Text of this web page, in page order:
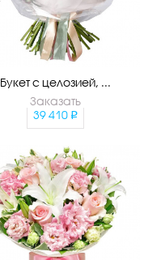
Букет с целозией, ...
Заказать
39 410